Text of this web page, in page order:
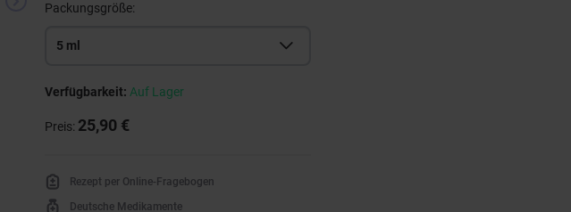
Packungsgröße:
5 ml
Verfügbarkeit:Auf Lager
Preis: 25,90 €
Rezept per Online-Fragebogen
Deutsche Medikamente